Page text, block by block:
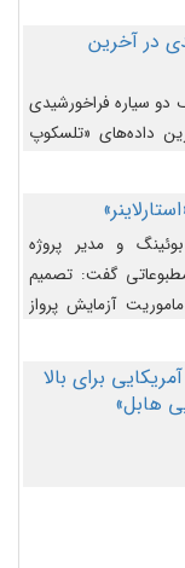
در آخرین
دو سیاره فراخورشیدی
داده‌های «تلسکوپ
و مدیر پروژه
گفت: تصمیم
آزمایش پرواز
برای بالا
هابل»